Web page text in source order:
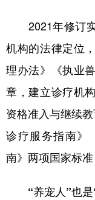
2021年修订实
机构的法律定位
理办法》《执业
章，建立诊疗机
资格准入与继续
诊疗服务指南》
南》两项国家标准
“养宠人”也